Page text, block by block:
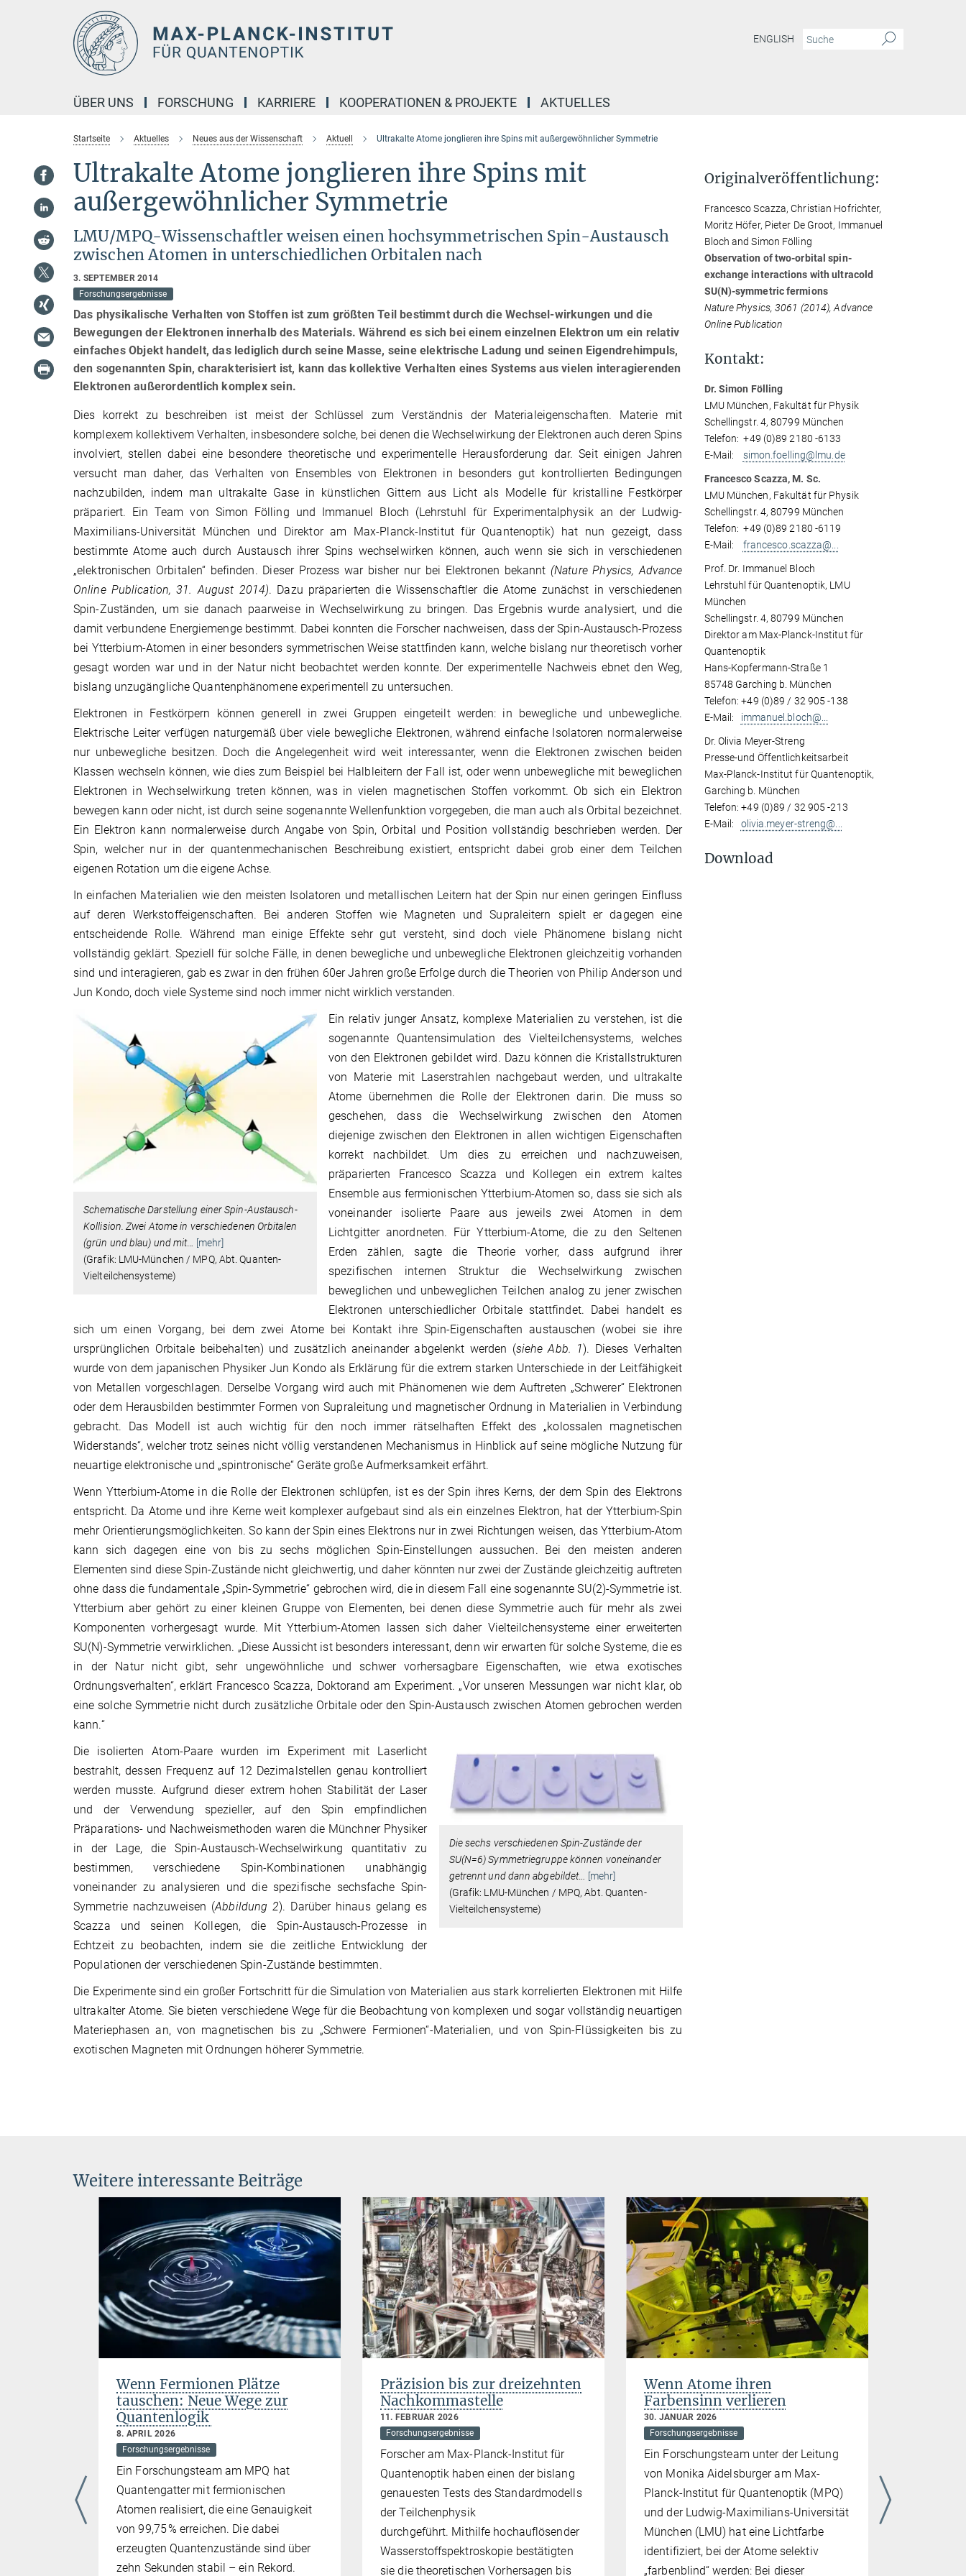
ENGLISH
ÜBER UNS FORSCHUNG KARRIERE KOOPERATIONEN & PROJEKTE AKTUELLES
Startseite Aktuelles Neues aus der Wissenschaft Aktuell Ultrakalte Atome jonglieren ihre Spins mit außergewöhnlicher Symmetrie
Ultrakalte Atome jonglieren ihre Spins mit
außergewöhnlicher Symmetrie
LMU/MPQ-Wissenschaftler weisen einen hochsymmetrischen Spin-Austausch
zwischen Atomen in unterschiedlichen Orbitalen nach
3. SEPTEMBER 2014
Forschungsergebnisse
Das physikalische Verhalten von Stoffen ist zum größten Teil bestimmt durch die Wechsel-wirkungen und die
Bewegungen der Elektronen innerhalb des Materials. Während es sich bei einem einzelnen Elektron um ein relativ
einfaches Objekt handelt, das lediglich durch seine Masse, seine elektrische Ladung und seinen Eigendrehimpuls,
den sogenannten Spin, charakterisiert ist, kann das kollektive Verhalten eines Systems aus vielen interagierenden
Elektronen außerordentlich komplex sein.
Dies korrekt zu beschreiben ist meist der Schlüssel zum Verständnis der Materialeigenschaften. Materie mit
komplexem kollektivem Verhalten, insbesondere solche, bei denen die Wechselwirkung der Elektronen auch deren Spins
involviert, stellen dabei eine besondere theoretische und experimentelle Herausforderung dar. Seit einigen Jahren
versucht man daher, das Verhalten von Ensembles von Elektronen in besonders gut kontrollierten Bedingungen
nachzubilden, indem man ultrakalte Gase in künstlichen Gittern aus Licht als Modelle für kristalline Festkörper
präpariert. Ein Team von Simon Fölling und Immanuel Bloch (Lehrstuhl für Experimentalphysik an der Ludwig-
Maximilians-Universität München und Direktor am Max-Planck-Institut für Quantenoptik) hat nun gezeigt, dass
bestimmte Atome auch durch Austausch ihrer Spins wechselwirken können, auch wenn sie sich in verschiedenen
„elektronischen Orbitalen“ befinden. Dieser Prozess war bisher nur bei Elektronen bekannt (Nature Physics, Advance
Online Publication, 31. August 2014). Dazu präparierten die Wissenschaftler die Atome zunächst in verschiedenen
Spin-Zuständen, um sie danach paarweise in Wechselwirkung zu bringen. Das Ergebnis wurde analysiert, und die
damit verbundene Energiemenge bestimmt. Dabei konnten die Forscher nachweisen, dass der Spin-Austausch-Prozess
bei Ytterbium-Atomen in einer besonders symmetrischen Weise stattfinden kann, welche bislang nur theoretisch vorher
gesagt worden war und in der Natur nicht beobachtet werden konnte. Der experimentelle Nachweis ebnet den Weg,
bislang unzugängliche Quantenphänomene experimentell zu untersuchen.
Elektronen in Festkörpern können generell in zwei Gruppen eingeteilt werden: in bewegliche und unbewegliche.
Elektrische Leiter verfügen naturgemäß über viele bewegliche Elektronen, während einfache Isolatoren normalerweise
nur unbewegliche besitzen. Doch die Angelegenheit wird weit interessanter, wenn die Elektronen zwischen beiden
Klassen wechseln können, wie dies zum Beispiel bei Halbleitern der Fall ist, oder wenn unbewegliche mit beweglichen
Elektronen in Wechselwirkung treten können, was in vielen magnetischen Stoffen vorkommt. Ob sich ein Elektron
bewegen kann oder nicht, ist durch seine sogenannte Wellenfunktion vorgegeben, die man auch als Orbital bezeichnet.
Ein Elektron kann normalerweise durch Angabe von Spin, Orbital und Position vollständig beschrieben werden. Der
Spin, welcher nur in der quantenmechanischen Beschreibung existiert, entspricht dabei grob einer dem Teilchen
eigenen Rotation um die eigene Achse.
In einfachen Materialien wie den meisten Isolatoren und metallischen Leitern hat der Spin nur einen geringen Einfluss
auf deren Werkstoffeigenschaften. Bei anderen Stoffen wie Magneten und Supraleitern spielt er dagegen eine
entscheidende Rolle. Während man einige Effekte sehr gut versteht, sind doch viele Phänomene bislang nicht
vollständig geklärt. Speziell für solche Fälle, in denen bewegliche und unbewegliche Elektronen gleichzeitig vorhanden
sind und interagieren, gab es zwar in den frühen 60er Jahren große Erfolge durch die Theorien von Philip Anderson und
Jun Kondo, doch viele Systeme sind noch immer nicht wirklich verstanden.
Schematische Darstellung einer Spin-Austausch-
Kollision. Zwei Atome in verschiedenen Orbitalen
(grün und blau) und mit… [mehr]
(Grafik: LMU-München / MPQ, Abt. Quanten-
Vielteilchensysteme)
Ein relativ junger Ansatz, komplexe Materialien zu verstehen, ist die
sogenannte Quantensimulation des Vielteilchensystems, welches
von den Elektronen gebildet wird. Dazu können die Kristallstrukturen
von Materie mit Laserstrahlen nachgebaut werden, und ultrakalte
Atome übernehmen die Rolle der Elektronen darin. Die muss so
geschehen, dass die Wechselwirkung zwischen den Atomen
diejenige zwischen den Elektronen in allen wichtigen Eigenschaften
korrekt nachbildet. Um dies zu erreichen und nachzuweisen,
präparierten Francesco Scazza und Kollegen ein extrem kaltes
Ensemble aus fermionischen Ytterbium-Atomen so, dass sie sich als
voneinander isolierte Paare aus jeweils zwei Atomen in dem
Lichtgitter anordneten. Für Ytterbium-Atome, die zu den Seltenen
Erden zählen, sagte die Theorie vorher, dass aufgrund ihrer
spezifischen internen Struktur die Wechselwirkung zwischen
beweglichen und unbeweglichen Teilchen analog zu jener zwischen
Elektronen unterschiedlicher Orbitale stattfindet. Dabei handelt es
sich um einen Vorgang, bei dem zwei Atome bei Kontakt ihre Spin-Eigenschaften austauschen (wobei sie ihre
ursprünglichen Orbitale beibehalten) und zusätzlich aneinander abgelenkt werden (siehe Abb. 1). Dieses Verhalten
wurde von dem japanischen Physiker Jun Kondo als Erklärung für die extrem starken Unterschiede in der Leitfähigkeit
von Metallen vorgeschlagen. Derselbe Vorgang wird auch mit Phänomenen wie dem Auftreten „Schwerer“ Elektronen
oder dem Herausbilden bestimmter Formen von Supraleitung und magnetischer Ordnung in Materialien in Verbindung
gebracht. Das Modell ist auch wichtig für den noch immer rätselhaften Effekt des „kolossalen magnetischen
Widerstands“, welcher trotz seines nicht völlig verstandenen Mechanismus in Hinblick auf seine mögliche Nutzung für
neuartige elektronische und „spintronische“ Geräte große Aufmerksamkeit erfährt.
Wenn Ytterbium-Atome in die Rolle der Elektronen schlüpfen, ist es der Spin ihres Kerns, der dem Spin des Elektrons
entspricht. Da Atome und ihre Kerne weit komplexer aufgebaut sind als ein einzelnes Elektron, hat der Ytterbium-Spin
mehr Orientierungsmöglichkeiten. So kann der Spin eines Elektrons nur in zwei Richtungen weisen, das Ytterbium-Atom
kann sich dagegen eine von bis zu sechs möglichen Spin-Einstellungen aussuchen. Bei den meisten anderen
Elementen sind diese Spin-Zustände nicht gleichwertig, und daher könnten nur zwei der Zustände gleichzeitig auftreten
ohne dass die fundamentale „Spin-Symmetrie“ gebrochen wird, die in diesem Fall eine sogenannte SU(2)-Symmetrie ist.
Ytterbium aber gehört zu einer kleinen Gruppe von Elementen, bei denen diese Symmetrie auch für mehr als zwei
Komponenten vorhergesagt wurde. Mit Ytterbium-Atomen lassen sich daher Vielteilchensysteme einer erweiterten
SU(N)-Symmetrie verwirklichen. „Diese Aussicht ist besonders interessant, denn wir erwarten für solche Systeme, die es
in der Natur nicht gibt, sehr ungewöhnliche und schwer vorhersagbare Eigenschaften, wie etwa exotisches
Ordnungsverhalten“, erklärt Francesco Scazza, Doktorand am Experiment. „Vor unseren Messungen war nicht klar, ob
eine solche Symmetrie nicht durch zusätzliche Orbitale oder den Spin-Austausch zwischen Atomen gebrochen werden
kann.“
Die sechs verschiedenen Spin-Zustände der
SU(N=6) Symmetriegruppe können voneinander
getrennt und dann abgebildet… [mehr]
(Grafik: LMU-München / MPQ, Abt. Quanten-
Vielteilchensysteme)
Die isolierten Atom-Paare wurden im Experiment mit Laserlicht
bestrahlt, dessen Frequenz auf 12 Dezimalstellen genau kontrolliert
werden musste. Aufgrund dieser extrem hohen Stabilität der Laser
und der Verwendung spezieller, auf den Spin empfindlichen
Präparations- und Nachweismethoden waren die Münchner Physiker
in der Lage, die Spin-Austausch-Wechselwirkung quantitativ zu
bestimmen, verschiedene Spin-Kombinationen unabhängig
voneinander zu analysieren und die spezifische sechsfache Spin-
Symmetrie nachzuweisen (Abbildung 2). Darüber hinaus gelang es
Scazza und seinen Kollegen, die Spin-Austausch-Prozesse in
Echtzeit zu beobachten, indem sie die zeitliche Entwicklung der
Populationen der verschiedenen Spin-Zustände bestimmten.
Die Experimente sind ein großer Fortschritt für die Simulation von Materialien aus stark korrelierten Elektronen mit Hilfe
ultrakalter Atome. Sie bieten verschiedene Wege für die Beobachtung von komplexen und sogar vollständig neuartigen
Materiephasen an, von magnetischen bis zu „Schwere Fermionen“-Materialien, und von Spin-Flüssigkeiten bis zu
exotischen Magneten mit Ordnungen höherer Symmetrie.
Originalveröffentlichung:
Francesco Scazza, Christian Hofrichter,
Moritz Höfer, Pieter De Groot, Immanuel
Bloch and Simon Fölling
Observation of two-orbital spin-
exchange interactions with ultracold
SU(N)-symmetric fermions
Nature Physics, 3061 (2014), Advance
Online Publication
Kontakt:
Dr. Simon Fölling
LMU München, Fakultät für Physik
Schellingstr. 4, 80799 München
Telefon: +49 (0)89 2180 -6133
E-Mail: simon.foelling@lmu.de
Francesco Scazza, M. Sc.
LMU München, Fakultät für Physik
Schellingstr. 4, 80799 München
Telefon: +49 (0)89 2180 -6119
E-Mail: francesco.scazza@...
Prof. Dr. Immanuel Bloch
Lehrstuhl für Quantenoptik, LMU
München
Schellingstr. 4, 80799 München
Direktor am Max-Planck-Institut für
Quantenoptik
Hans-Kopfermann-Straße 1
85748 Garching b. München
Telefon: +49 (0)89 / 32 905 -138
E-Mail: immanuel.bloch@...
Dr. Olivia Meyer-Streng
Presse-und Öffentlichkeitsarbeit
Max-Planck-Institut für Quantenoptik,
Garching b. München
Telefon: +49 (0)89 / 32 905 -213
E-Mail: olivia.meyer-streng@...
Download
Weitere interessante Beiträge
Wenn Fermionen Plätze
tauschen: Neue Wege zur
Quantenlogik
8. APRIL 2026
Forschungsergebnisse
Ein Forschungsteam am MPQ hat
Quantengatter mit fermionischen
Atomen realisiert, die eine Genauigkeit
von 99,75 % erreichen. Die dabei
erzeugten Quantenzustände sind über
zehn Sekunden stabil – ein Rekord.
Präzision bis zur dreizehnten
Nachkommastelle
11. FEBRUAR 2026
Forschungsergebnisse
Forscher am Max-Planck-Institut für
Quantenoptik haben einen der bislang
genauesten Tests des Standardmodells
der Teilchenphysik
durchgeführt. Mithilfe hochauflösender
Wasserstoffspektroskopie bestätigten
sie die theoretischen Vorhersagen bis
Wenn Atome ihren
Farbensinn verlieren
30. JANUAR 2026
Forschungsergebnisse
Ein Forschungsteam unter der Leitung
von Monika Aidelsburger am Max-
Planck-Institut für Quantenoptik (MPQ)
und der Ludwig-Maximilians-Universität
München (LMU) hat eine Lichtfarbe
identifiziert, bei der Atome selektiv
„farbenblind“ werden: Bei dieser